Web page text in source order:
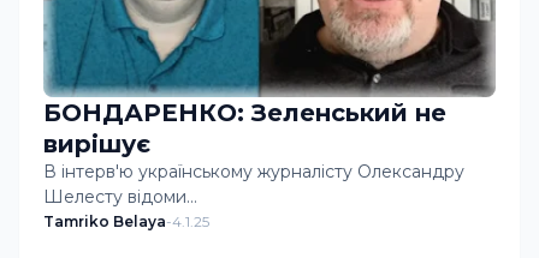
БОНДАРЕНКО: Зеленський не
вирішує
В інтерв'ю українському журналісту Олександру
Шелесту відоми…
Tamriko Belaya-4.1.25